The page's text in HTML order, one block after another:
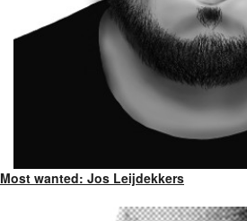
Most wanted: Jos Leijdekkers